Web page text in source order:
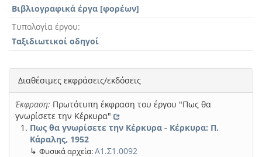
Βιβλιογραφικά έργα [φορέων]
Τυπολογία έργου
Ταξιδιωτικοί οδηγοί
Διαθέσιμες εκφράσεις/εκδόσεις
Έκφραση: Πρωτότυπη έκφραση του έργου "Πως θα
γνωρίσετε την Κέρκυρα"
Πως θα γνωρίσετε την Κέρκυρα - Κέρκυρα: Π.
Κάραλης, 1952
↳ Φυσικά αρχεία:Α1.Σ1.0092